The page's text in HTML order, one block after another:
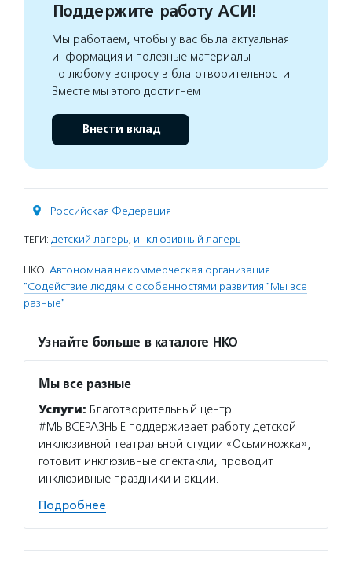
Поддержите работу АСИ!
Мы работаем, чтобы у вас была актуальная
информация и полезные материалы
по любому вопросу в благотворительности.
Вместе мы этого достигнем
Внести вклад
Российская Федерация
ТЕГИ: детский лагерь, инклюзивный лагерь
НКО: Автономная некоммерческая организация
"Содействие людям с особенностями развития "Мы все
разные"
Узнайте больше в каталоге НКО
Мы все разные
Услуги: Благотворительный центр
#МЫВСЕРАЗНЫЕ поддерживает работу детской
инклюзивной театральной студии «Осьминожка»,
готовит инклюзивные спектакли, проводит
инклюзивные праздники и акции.
Подробнее